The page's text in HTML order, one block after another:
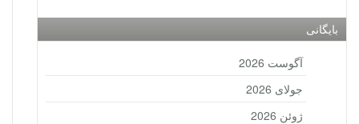
بایگانی
آگوست 2026
جولای 2026
ژوئن 2026